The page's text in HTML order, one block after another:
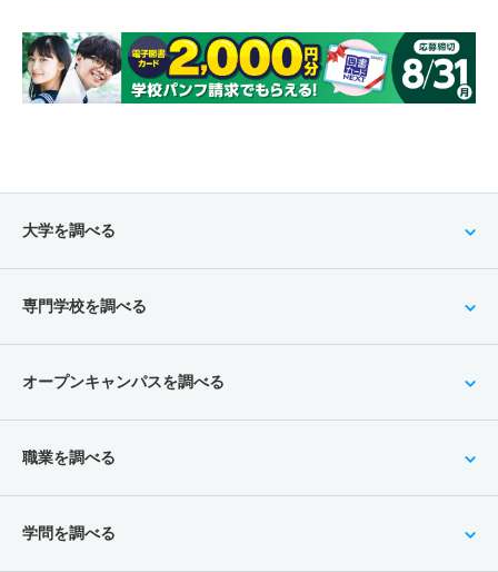
大学を調べる
専門学校を調べる
オープンキャンパスを調べる
職業を調べる
学問を調べる